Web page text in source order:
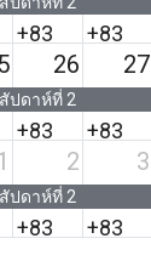
+83
more
+83
more
26 27
ปดาห์ที่ 2
+83
+83
2 3
ปดาห์ที่ 2
+83
+83